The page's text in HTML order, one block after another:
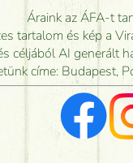
virágküldést
a csokrot,
rózsát keresek,
Áraink az ÁFA-t
tartalom és kép a
céljából AI generált
címe: Budapest,